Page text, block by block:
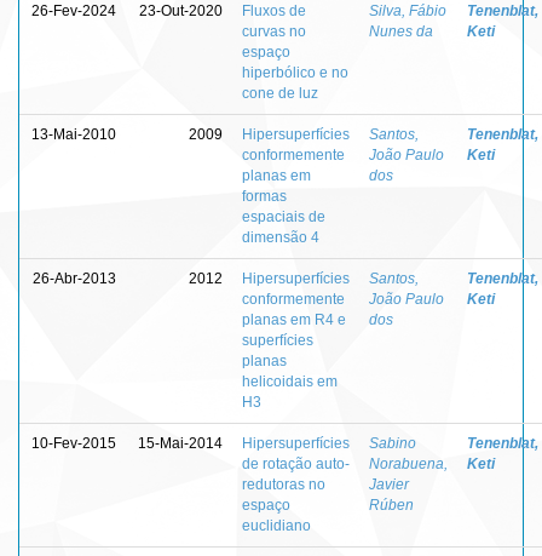
26-Fev-2024 23-Out-2020
Fluxos de
curvas no
espaço
hiperbólico e no
cone de luz
Silva, Fábio
Nunes da
Tenenblat,
Keti
13-Mai-2010 2009
Hipersuperfícies
conformemente
planas em
formas
espaciais de
dimensão 4
Santos,
João Paulo
dos
Tenenblat,
Keti
26-Abr-2013 2012
Hipersuperfícies
conformemente
planas em R4 e
superfícies
planas
helicoidais em
H3
Santos,
João Paulo
dos
Tenenblat,
Keti
10-Fev-2015 15-Mai-2014
Hipersuperfícies
de rotação auto-
redutoras no
espaço
euclidiano
Sabino
Norabuena,
Javier
Rúben
Tenenblat,
Keti